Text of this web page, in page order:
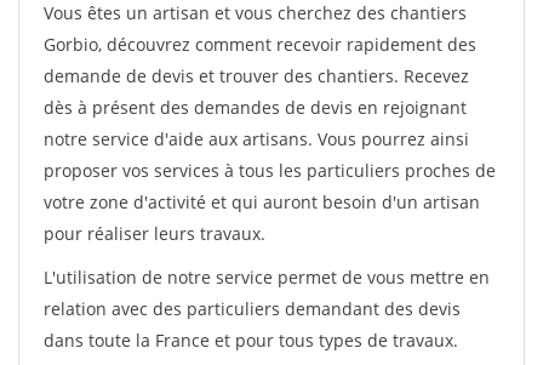
Vous êtes un artisan et vous cherchez des chantiers
Gorbio, découvrez comment recevoir rapidement des
demande de devis et trouver des chantiers. Recevez
dès à présent des demandes de devis en rejoignant
notre service d'aide aux artisans. Vous pourrez ainsi
proposer vos services à tous les particuliers proches de
votre zone d'activité et qui auront besoin d'un artisan
pour réaliser leurs travaux.
L'utilisation de notre service permet de vous mettre en
relation avec des particuliers demandant des devis
dans toute la France et pour tous types de travaux.